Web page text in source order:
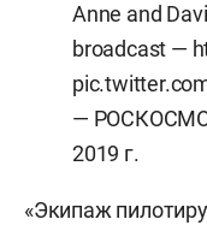
Anne and
broadcast —
—
2019 г.
«Экипаж